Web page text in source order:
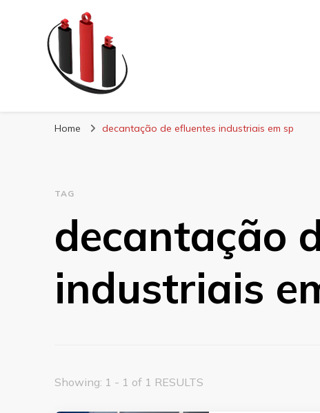
Blog Soe Laminados
Home decantação de efluentes industriais em sp
TAG
decantação
industriais
Showing: 1 - 1 of 1 RESULTS